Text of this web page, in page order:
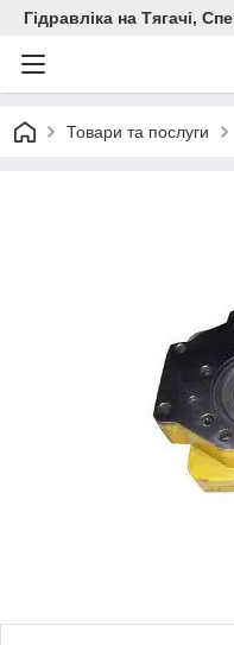
Гідравліка на Тягачі,
Товари та послуги